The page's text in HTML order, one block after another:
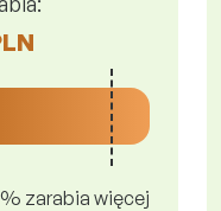
zarabia więcej